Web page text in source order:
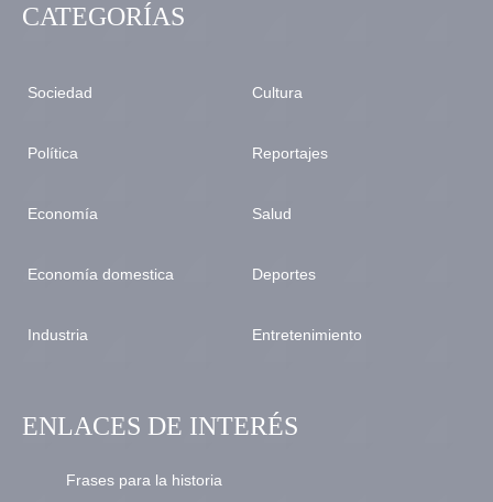
CATEGORÍAS
Sociedad
Política
Economía
Economía domestica
Industria
Cultura
Reportajes
Salud
Deportes
Entretenimiento
ENLACES DE INTERÉS
Frases para la historia